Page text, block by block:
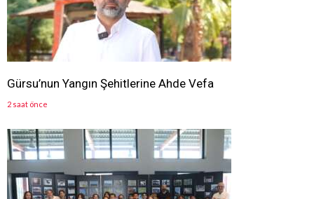
Gürsu’nun Yangın Şehitlerine Ahde Vefa
2 saat önce